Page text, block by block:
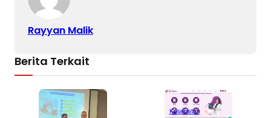
Rayyan Malik
Berita Terkait
Kesehatan